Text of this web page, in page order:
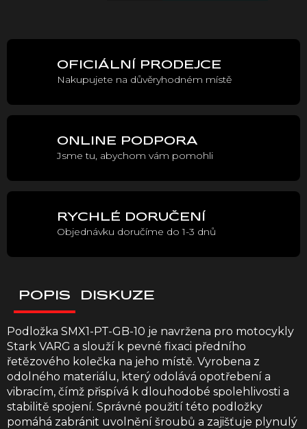
cena:
OFICIÁLNÍ PRODEJCE
Nakupujete na důvěryhodném místě
ONLINE PODPORA
Jsme tu, abychom vám pomohli
RYCHLÉ DORUČENÍ
Objednávku doručíme do 1-3 dnů
POPIS DISKUZE
Podložka SMX1-PT-GB-10 je navržena pro motocykly
Stark VARG a slouží k pevné fixaci předního
řetězového kolečka na jeho místě. Vyrobena z
odolného materiálu, který odolává opotřebení a
vibracím, čímž přispívá k dlouhodobé spolehlivosti a
stabilitě spojení. Správné použití této podložky
pomáhá zabránit uvolnění šroubů a zajišťuje plynulý